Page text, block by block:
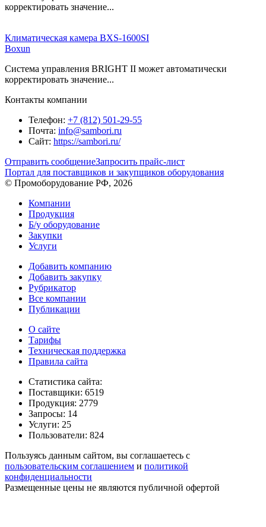
корректировать значение...
Климатическая камера BXS-1600SI
Boxun
Система управления BRIGHT II может автоматически
корректировать значение...
Контакты компании
Телефон: +7 (812) 501-29-55
Почта: info@sambori.ru
Сайт: https://sambori.ru/
Отправить сообщениеЗапросить прайс-лист
Портал для поставщиков и закупщиков оборудования
© Промоборудование РФ, 2026
Компании
Продукция
Б/у оборудование
Закупки
Услуги
Добавить компанию
Добавить закупку
Рубрикатор
Все компании
Публикации
О сайте
Тарифы
Техническая поддержка
Правила сайта
Статистика сайта:
Поставщики: 6519
Продукция: 2779
Запросы: 14
Услуги: 25
Пользователи: 824
Пользуясь данным сайтом, вы соглашаетесь с
пользовательским соглашением и политикой
конфиденциальности
Размещенные цены не являются публичной офертой